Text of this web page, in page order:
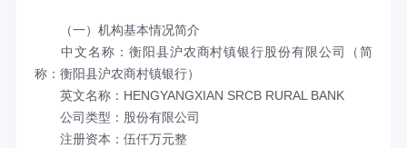
（一）机构基本情况简介
中文名称：衡阳县沪农商村镇银行股份有限公司（简
称：衡阳县沪农商村镇银行）
英文名称：HENGYANGXIAN SRCB RURAL BANK
公司类型：股份有限公司
注册资本：伍仟万元整